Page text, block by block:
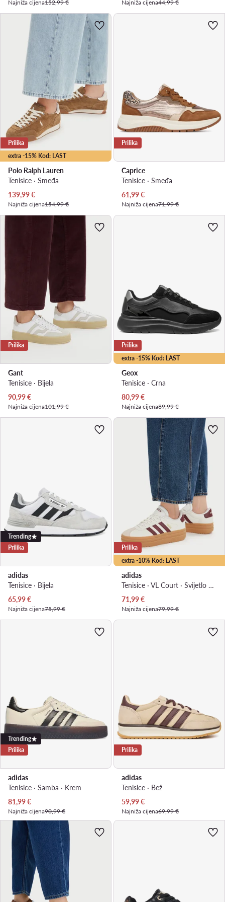
Najniža cijena152,99 € Najniža cijena44,99 €
extra -15% Kod: LAST
Prilika
Polo Ralph Lauren
Tenisice · Smeđa
Trenutna cijena
139,99€
Najniža cijena154,99 €
Prilika
Caprice
Tenisice · Smeđa
Trenutna cijena
61,99€
Najniža cijena71,99 €
Prilika
Gant
Tenisice · Bijela
Trenutna cijena
90,99€
Najniža cijena101,99 €
extra -15% Kod: LAST
Prilika
Geox
Tenisice · Crna
Trenutna cijena
80,99€
Najniža cijena89,99 €
Trending
Prilika
adidas
Tenisice · Bijela
Trenutna cijena
65,99€
Najniža cijena75,99 €
extra -10% Kod: LAST
Prilika
adidas
Tenisice · VL Court · Svijetlo bež
Trenutna cijena
71,99€
Najniža cijena79,99 €
Trending
Prilika
adidas
Tenisice · Samba · Krem
Trenutna cijena
81,99€
Najniža cijena90,99 €
Prilika
adidas
Tenisice · Bež
Trenutna cijena
59,99€
Najniža cijena69,99 €